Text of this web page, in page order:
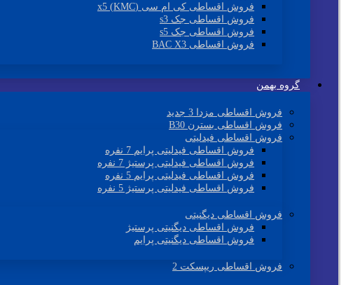
فروش اقساطی کی ام سی (KMC) x5
فروش اقساطی جک s3
فروش اقساطی جک s5
فروش اقساطی BAC X3
گروه بهمن
فروش اقساطی مزدا 3 جدید
فروش اقساطی بسترن B30
فروش اقساطی فیدلیتی
فروش اقساطی فیدلیتی پرایم 7 نفره
فروش اقساطی فیدلیتی پرستیژ 7 نفره
فروش اقساطی فیدلیتی پرایم 5 نفره
فروش اقساطی فیدلیتی پرستیژ 5 نفره
فروش اقساطی دیگنیتی
فروش اقساطی دیگنیتی پرستیژ
فروش اقساطی دیگنیتی پرایم
فروش اقساطی ریپسکت 2